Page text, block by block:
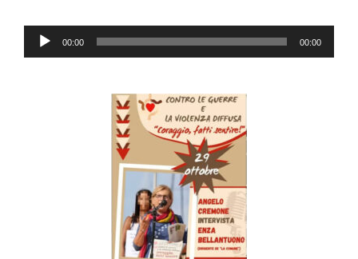
Audio
Player
00:00 00:00